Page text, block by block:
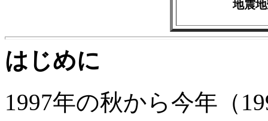
地震
はじめに
1997年の秋から今年（